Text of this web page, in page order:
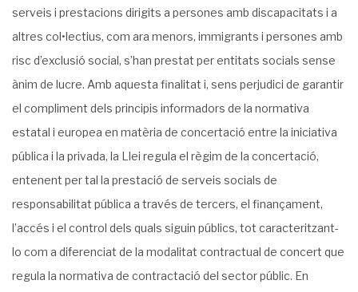
serveis i prestacions dirigits a persones amb discapacitats i a
altres col•lectius, com ara menors, immigrants i persones amb
risc d’exclusió social, s’han prestat per entitats socials sense
ànim de lucre. Amb aquesta finalitat i, sens perjudici de garantir
el compliment dels principis informadors de la normativa
estatal i europea en matèria de concertació entre la iniciativa
pública i la privada, la Llei regula el règim de la concertació,
entenent per tal la prestació de serveis socials de
responsabilitat pública a través de tercers, el finançament,
l’accés i el control dels quals siguin públics, tot caracteritzant-
lo com a diferenciat de la modalitat contractual de concert que
regula la normativa de contractació del sector públic. En